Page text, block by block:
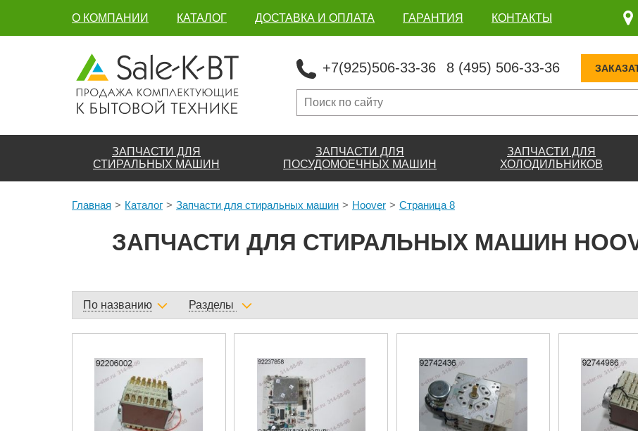
О КОМПАНИИ КАТАЛОГ ДОСТАВКА И ОПЛАТА ГАРАНТИЯ КОНТАКТЫ
+7(925)506-33-36 8 (495) 506-33-36
ЗАПЧАСТИ ДЛЯ
СТИРАЛЬНЫХ МАШИН
ЗАПЧАСТИ ДЛЯ
ПОСУДОМОЕЧНЫХ МАШИН
ЗАПЧАСТИ ДЛЯ
ХОЛОДИЛЬНИКОВ
Главная Каталог Запчасти для стиральных машин Hoover Страница 8
ЗАПЧАСТИ ДЛЯ СТИРАЛЬНЫХ МАШИН
По названию Разделы